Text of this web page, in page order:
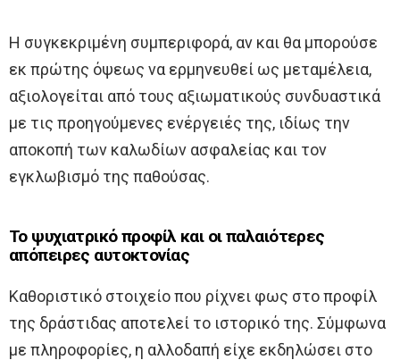
Η συγκεκριμένη συμπεριφορά, αν και θα μπορούσε
εκ πρώτης όψεως να ερμηνευθεί ως μεταμέλεια,
αξιολογείται από τους αξιωματικούς συνδυαστικά
με τις προηγούμενες ενέργειές της, ιδίως την
αποκοπή των καλωδίων ασφαλείας και τον
εγκλωβισμό της παθούσας.
Το ψυχιατρικό προφίλ και οι παλαιότερες
απόπειρες αυτοκτονίας
Καθοριστικό στοιχείο που ρίχνει φως στο προφίλ
της δράστιδας αποτελεί το ιστορικό της. Σύμφωνα
με πληροφορίες, η αλλοδαπή είχε εκδηλώσει στο